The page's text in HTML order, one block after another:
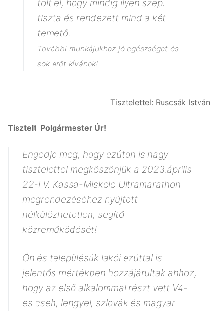
tölt el, hogy mindig ilyen szép,
tiszta és rendezett mind a két
temető.
További munkájukhoz jó egészséget és
sok erőt kívánok!
Tisztelettel: Ruscsák István
Tisztelt Polgármester Úr!
Engedje meg, hogy ezúton is nagy
tisztelettel megköszönjük a 2023.április
22-i V. Kassa-Miskolc Ultramarathon
megrendezéséhez nyújtott
nélkülözhetetlen, segítő
közreműködését!
Ön és településük lakói ezúttal is
jelentős mértékben hozzájárultak ahhoz,
hogy az első alkalommal részt vett V4-
es cseh, lengyel, szlovák és magyar